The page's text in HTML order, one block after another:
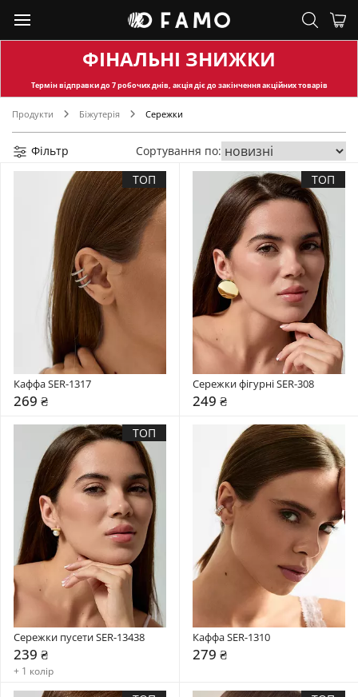
ФІНАЛЬНІ ЗНИЖКИ
Термін відправкидо 7 робочих днів, акція діє до закінчення акційних товарів
Продукти Біжутерія Сережки
Фільтр
Сортування по:
ТОП
Каффа SER-1317
269 ₴
ТОП
Сережки фігурні SER-308
249 ₴
ТОП
Сережки пусети SER-13438
239 ₴
+ 1 колір
Каффа SER-1310
279 ₴